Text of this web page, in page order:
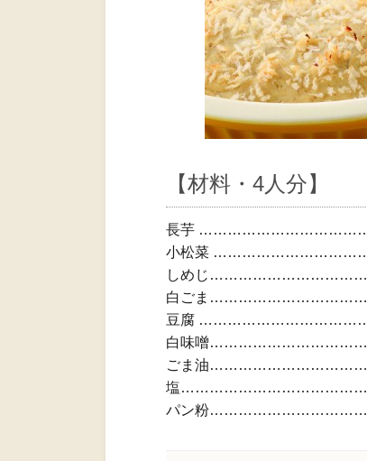
【材料・4人分】
長芋
小松菜
しめじ
白ごま………………………………
豆腐
白味噌………………………………
ごま油………………………………
塩
パン粉